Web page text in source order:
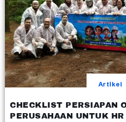
Artikel
CHECKLIST PERSIAPAN
PERUSAHAAN UNTUK HR